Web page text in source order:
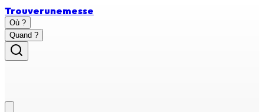
Trouverunemesse
Où ?
Quand ?